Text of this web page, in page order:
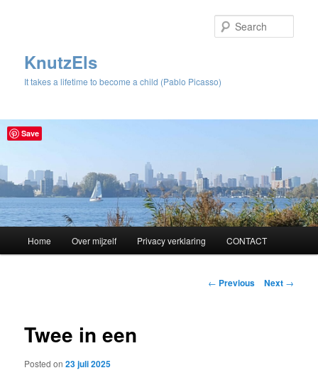
KnutzEls
It takes a lifetime to become a child (Pablo Picasso)
Skip
content
Home Over mijzelf Privacy verklaring CONTACT
Post
← Previous Next →
Twee in een
Posted on23 juli 2025
Save